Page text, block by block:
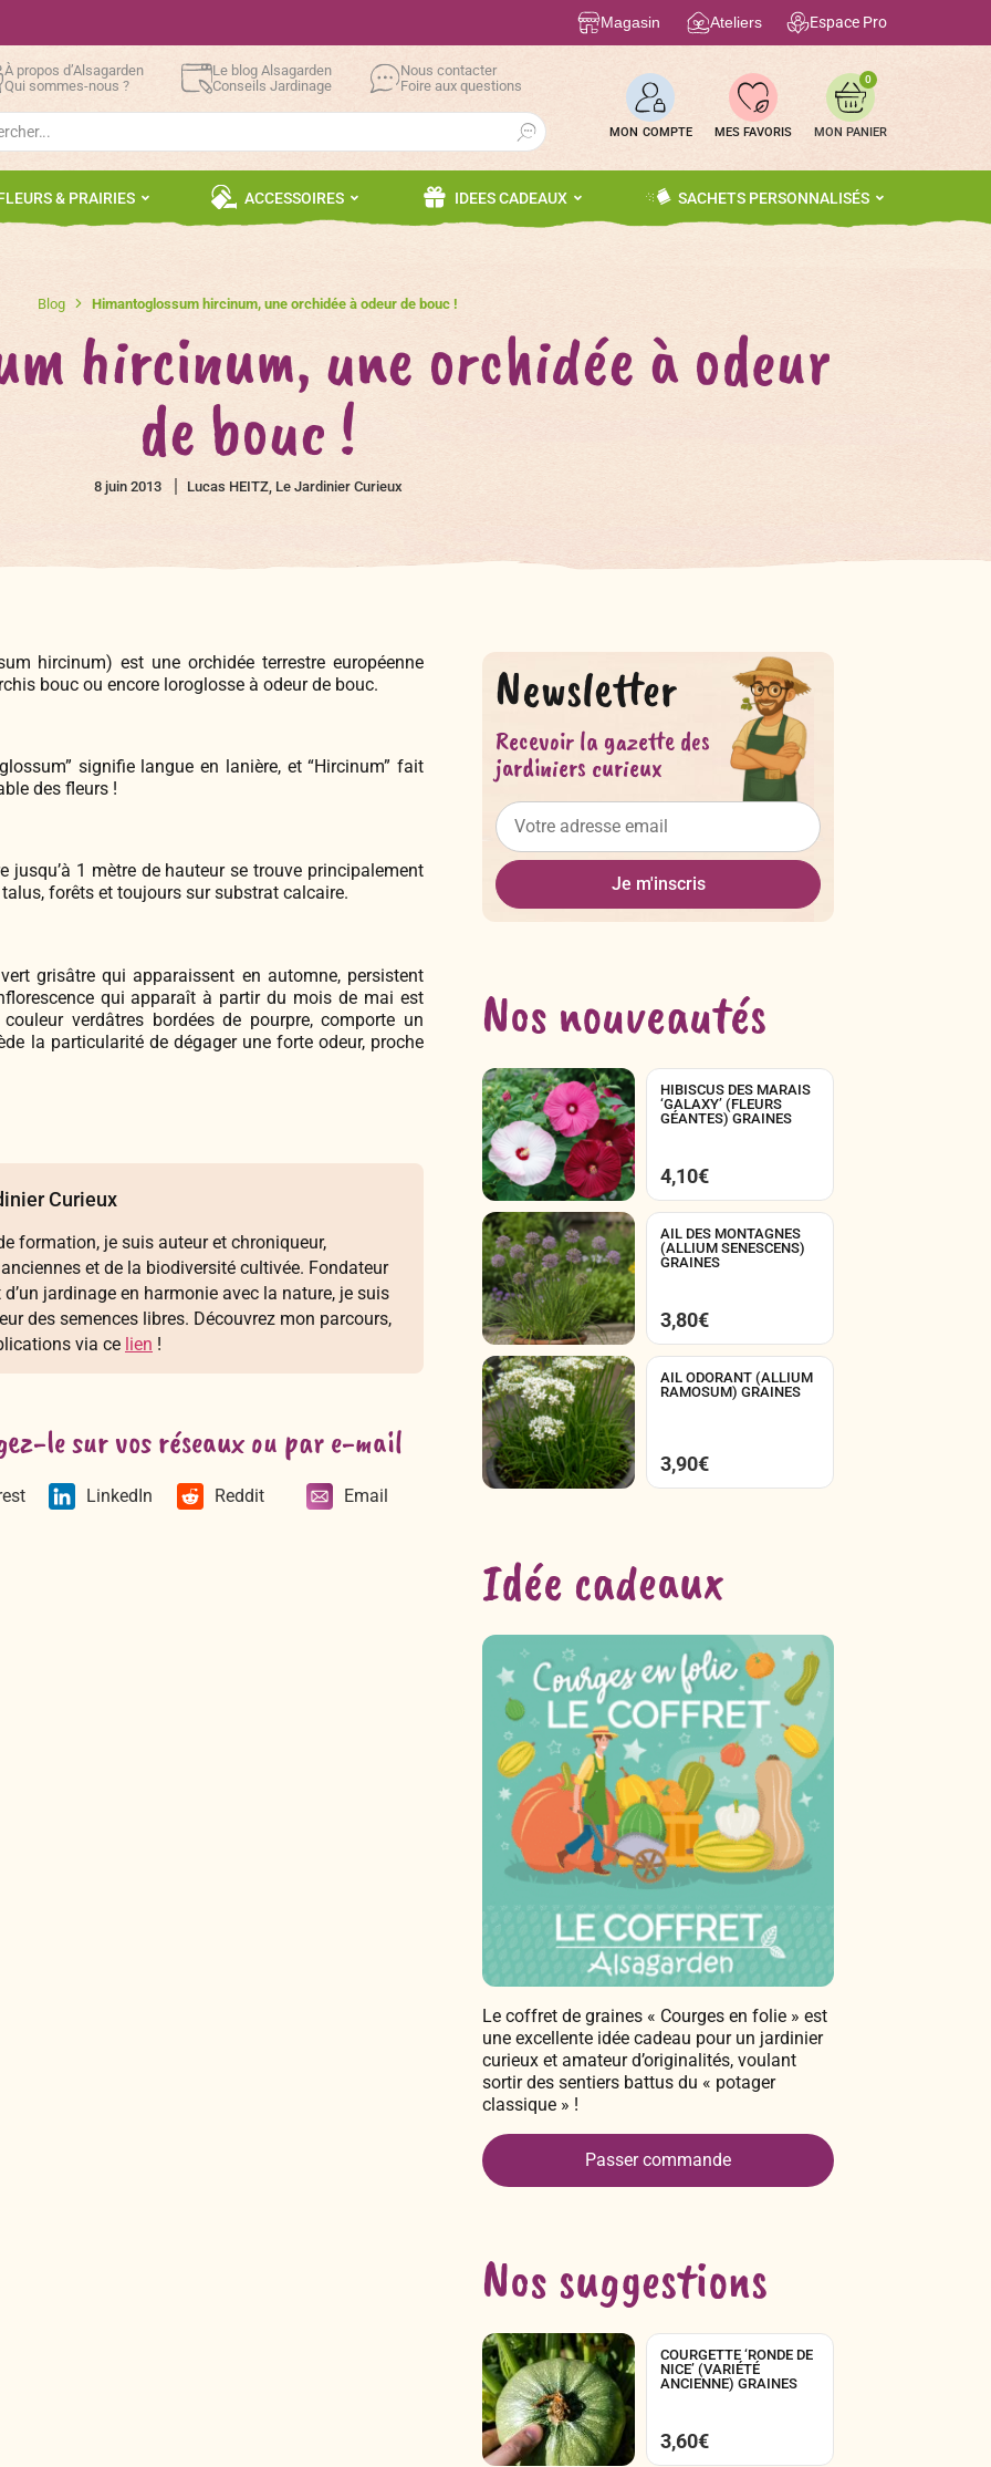
Magasin Ateliers Espace Pro
À propos d’Alsagarden
Qui sommes-nous ?
Le blog Alsagarden
Conseils Jardinage
Nous contacter
Foire aux questions
Search Button
MON COMPTE MES FAVORIS
0
& PRAIRIES ACCESSOIRES IDEES CADEAUX SACHETS PERSONNALISÉS
Blog Himantoglossum hircinum, une orchidée à odeur de bouc !
hircinum, une orchidée à odeur
de bouc !
8 juin 2013 Lucas HEITZ, Le Jardinier Curieux
hircinum) est une orchidée terrestre européenne
bouc ou encore loroglosse à odeur de bouc.
signifie langue en lanière, et “Hircinum” fait
des fleurs !
jusqu’à 1 mètre de hauteur se trouve principalement
forêts et toujours sur substrat calcaire.
grisâtre qui apparaissent en automne, persistent
qui apparaît à partir du mois de mai est
verdâtres bordées de pourpre, comporte un
la particularité de dégager une forte odeur, proche
Curieux
formation, je suis auteur et chroniqueur,
et de la biodiversité cultivée. Fondateur
jardinage en harmonie avec la nature, je suis
des semences libres. Découvrez mon parcours,
via ce lien !
le sur vos réseaux ou par e-mail
LinkedIn Reddit Email
Newsletter
Recevoir la gazette des
jardiniers curieux
Je m'inscris
Nos nouveautés
HIBISCUS DES MARAIS
‘GALAXY’ (FLEURS
GÉANTES) GRAINES
4,10€
AIL DES MONTAGNES
(ALLIUM SENESCENS)
GRAINES
3,80€
AIL ODORANT (ALLIUM
RAMOSUM) GRAINES
3,90€
Idée cadeaux
Le coffret de graines « Courges en folie » est
une excellente idée cadeau pour un jardinier
curieux et amateur d’originalités, voulant
sortir des sentiers battus du « potager
classique » !
Passer commande
Nos suggestions
COURGETTE ‘RONDE DE
NICE’ (VARIÉTÉ
ANCIENNE) GRAINES
3,60€